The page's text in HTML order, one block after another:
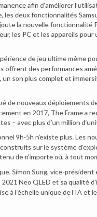
afin d’améliorer
les deux fonctionnalités
la nouvelle fonctionnalité
les PC et les appareils pour
de jeu ultime même
offrent des performances
son plus complet et
de nouveaux déploiements
en 2017, The Frame a
– avec plus d’un million
9h-5h n’existe plus. Les
sur le système
de n’importe où, à tout
Simon Sung, vice-président
Neo QLED et sa qualité
à l’échelle unique de l’IA et